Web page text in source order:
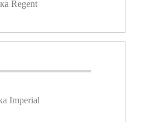
Regent
Imperial